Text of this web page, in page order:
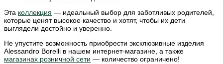
Эта коллекция — идеальный выбор для заботливых родителей,
которые ценят высокое качество и хотят, чтобы их дети
выглядели достойно и уверенно.
Не упустите возможность приобрести эксклюзивные изделия
Alessandro Borelli в нашем интернет-магазине, а также
магазинах розничной сети — количество ограничено!